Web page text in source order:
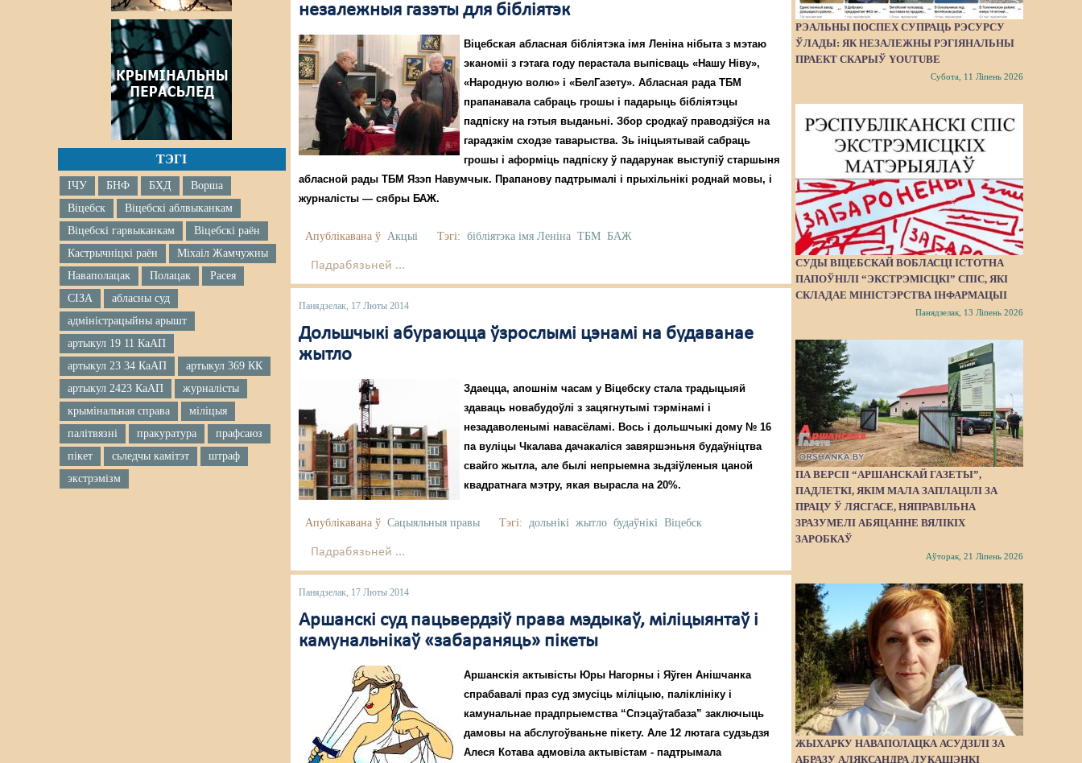
ТЭГІ
ІЧУ БНФ БХД
Ворша
Віцебск
Віцебскі аблвыканкам
Віцебскі гарвыканкам
Віцебскі раён
Кастрычніцкі раён
Міхаіл Жамчужны
Наваполацак
Полацак
Расея
СІЗА
абласны суд
адміністрацыйны арышт
артыкул 19 11 КаАП
артыкул 23 34 КаАП
артыкул 369 КК
артыкул 2423 КаАП
журналісты
крымінальная справа
міліцыя
палітвязні
пракуратура
прафсаюз
пікет
сьледчы камітэт
штраф
экстрэмізм
незалежныя газэты для бібліятэк
Віцебская абласная бібліятэка імя Леніна нібыта з мэтаю
эканоміі з гэтага году перастала выпісваць «Нашу Ніву»,
«Народную волю» і «БелГазету». Абласная рада ТБМ
прапанавала сабраць грошы і падарыць бібліятэцы
падпіску на гэтыя выданьні. Збор сродкаў праводзіўся на
гарадзкім сходзе таварыства. Зь ініцыятывай сабраць
грошы і аформіць падпіску ў падарунак выступіў старшыня
абласной рады ТБМ Язэп Навумчык. Прапанову падтрымалі і прыхільнікі роднай мовы, і
журналісты — сябры БАЖ.
Апублікавана ў Акцыі Тэгі: бібліятэка імя Леніна ТБМ БАЖ
Падрабязьней ...
Панядзелак, 17 Люты 2014
Дольшчыкі абураюцца ўзрослымі цэнамі на будаванае
жытло
Здаецца, апошнім часам у Віцебску стала традыцыяй
здаваць новабудоўлі з зацягнутымі тэрмінамі і
незадаволенымі навасёламі. Вось і дольшчыкі дому № 16
па вуліцы Чкалава дачакаліся завяршэньня будаўніцтва
свайго жытла, але былі непрыемна зьдзіўленыя цаной
квадратнага мэтру, якая вырасла на 20%.
Апублікавана ў Сацыяльныя правы Тэгі: дольнікі жытло будаўнікі Віцебск
Падрабязьней ...
Панядзелак, 17 Люты 2014
Аршанскі суд пацьвердзіў права мэдыкаў, міліцыянтаў і
камунальнікаў «забараняць» пікеты
Аршанскія актывісты Юры Нагорны і Яўген Анішчанка
спрабавалі праз суд змусіць міліцыю, паліклініку і
камунальнае прадпрыемства “Спэцаўтабаза” заключыць
дамовы на абслугоўваньне пікету. Але 12 лютага судзьдзя
Алеся Котава адмовіла актывістам - падтрымала
РЭАЛЬНЫ ПОСПЕХ СУПРАЦЬ РЭСУРСУ
ЎЛАДЫ: ЯК НЕЗАЛЕЖНЫ РЭГІЯНАЛЬНЫ
ПРАЕКТ СКАРЫЎ YOUTUBE
Субота, 11 Ліпень 2026
СУДЫ ВІЦЕБСКАЙ ВОБЛАСЦІ ІСТОТНА
ПАПОЎНІЛІ “ЭКСТРЭМІСЦКІ” СПІС, ЯКІ
СКЛАДАЕ МІНІСТЭРСТВА ІНФАРМАЦЫІ
Панядзелак, 13 Ліпень 2026
ПА ВЕРСІІ “АРШАНСКАЙ ГАЗЕТЫ”,
ПАДЛЕТКІ, ЯКІМ МАЛА ЗАПЛАЦІЛІ ЗА
ПРАЦУ Ў ЛЯСГАСЕ, НЯПРАВІЛЬНА
ЗРАЗУМЕЛІ АБЯЦАННЕ ВЯЛІКІХ
ЗАРОБКАЎ
Аўторак, 21 Ліпень 2026
ЖЫХАРКУ НАВАПОЛАЦКА АСУДЗІЛІ ЗА
АБРАЗУ АЛЯКСАНДРА ЛУКАШЭНКІ